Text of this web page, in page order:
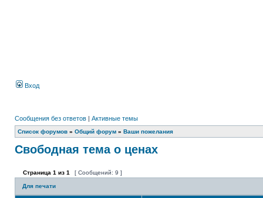
Вход
Сообщения без ответов | Активные темы
Список форумов » Общий форум » Ваши пожелания
Свободная тема о ценах
Страница 1 из 1 [ Сообщений: 9 ]
Для печати